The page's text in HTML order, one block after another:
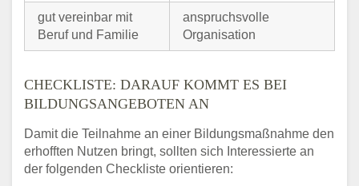
gut vereinbar mit
Beruf und Familie
anspruchsvolle
Organisation
CHECKLISTE: DARAUF KOMMT ES BEI
BILDUNGSANGEBOTEN AN
Damit die Teilnahme an einer Bildungsmaßnahme den
erhofften Nutzen bringt, sollten sich Interessierte an
der folgenden Checkliste orientieren: